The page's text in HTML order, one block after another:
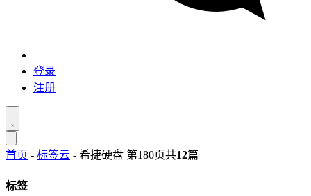
登录
注册
首页 - 标签云 - 希捷硬盘 第180页共12篇
标签